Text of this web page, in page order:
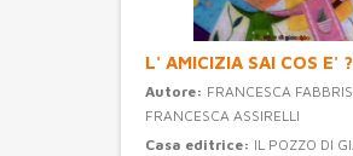
L' AMICIZIA SAI COS E' ?
Autore: FRANCESCA FABBRIS
FRANCESCA ASSIRELLI
Casa editrice: IL POZZO DI